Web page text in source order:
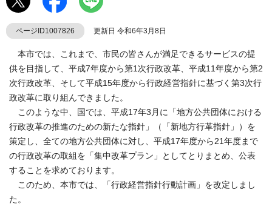
ページID1007826 更新日 令和6年3月8日
本市では、これまで、市民の皆さんが満足できるサービスの提
供を目指して、平成7年度から第1次行政改革、平成11年度から第2
次行政改革、そして平成15年度から行政経営指針に基づく第3次行
政改革に取り組んできました。
このような中、国では、平成17年3月に「地方公共団体における
行政改革の推進のための新たな指針」（「新地方行革指針」）を
策定し、全ての地方公共団体に対し、平成17年度から21年度まで
の行政改革の取組を「集中改革プラン」としてとりまとめ、公表
することを求めております。
このため、本市では、「行政経営指針行動計画」を改定しまし
た。